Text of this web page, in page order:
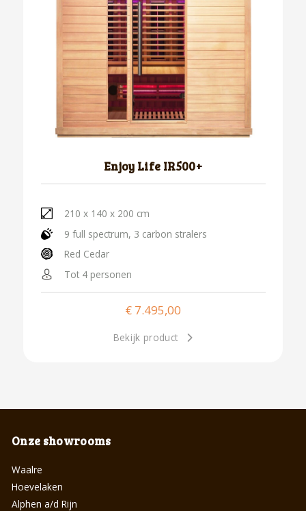
Enjoy Life IR500+
210 x 140 x 200 cm
9 full spectrum, 3 carbon stralers
Red Cedar
Tot 4 personen
€ 7.495,00
Bekijk product
Onze showrooms
Waalre
Hoevelaken
Alphen a/d Rijn